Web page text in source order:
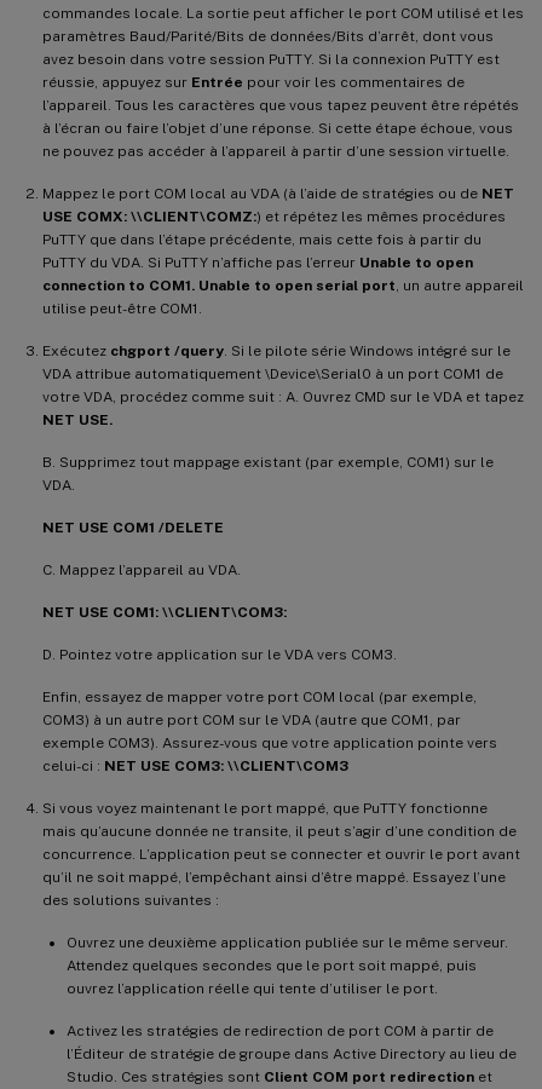
commandes locale. La sortie peut afficher le port COM utilisé et les
paramètres Baud/Parité/Bits de données/Bits d’arrêt, dont vous
avez besoin dans votre session PuTTY. Si la connexion PuTTY est
réussie, appuyez sur Entrée pour voir les commentaires de
l’appareil. Tous les caractères que vous tapez peuvent être répétés
à l’écran ou faire l’objet d’une réponse. Si cette étape échoue, vous
ne pouvez pas accéder à l’appareil à partir d’une session virtuelle.
Mappez le port COM local au VDA (à l’aide de stratégies ou de NET
USE COMX: \\CLIENT\COMZ:) et répétez les mêmes procédures
PuTTY que dans l’étape précédente, mais cette fois à partir du
PuTTY du VDA. Si PuTTY n’affiche pas l’erreur Unable to open
connection to COM1. Unable to open serial port , un autre appareil
utilise peut-être COM1.
Exécutez chgport /query . Si le pilote série Windows intégré sur le
VDA attribue automatiquement \Device\Serial0 à un port COM1 de
votre VDA, procédez comme suit : A. Ouvrez CMD sur le VDA et tapez
NET USE.
B. Supprimez tout mappage existant (par exemple, COM1) sur le
VDA.
NET USE COM1 /DELETE
C. Mappez l’appareil au VDA.
NET USE COM1: \\CLIENT\COM3:
D. Pointez votre application sur le VDA vers COM3.
Enfin, essayez de mapper votre port COM local (par exemple,
COM3) à un autre port COM sur le VDA (autre que COM1, par
exemple COM3). Assurez-vous que votre application pointe vers
celui-ci : NET USE COM3: \\CLIENT\COM3
Si vous voyez maintenant le port mappé, que PuTTY fonctionne
mais qu’aucune donnée ne transite, il peut s’agir d’une condition de
concurrence. L’application peut se connecter et ouvrir le port avant
qu’il ne soit mappé, l’empêchant ainsi d’être mappé. Essayez l’une
des solutions suivantes :
Ouvrez une deuxième application publiée sur le même serveur.
Attendez quelques secondes que le port soit mappé, puis
ouvrez l’application réelle qui tente d’utiliser le port.
Activez les stratégies de redirection de port COM à partir de
l’Éditeur de stratégie de groupe dans Active Directory au lieu de
Studio. Ces stratégies sont Client COM port redirection et